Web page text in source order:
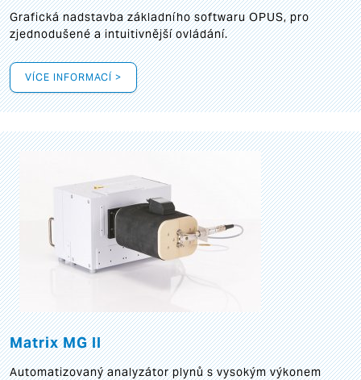
Grafickánadstavba základního softwaru OPUS, pro
zjednodušené a intuitivnější ovládání.
VÍCE INFORMACÍ >
Matrix MG II
Automatizovaný analyzátor plynů s vysokým výkonem